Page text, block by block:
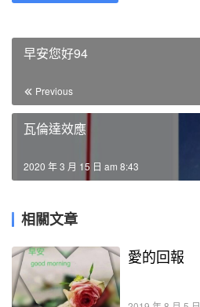
早安您好94
Previous
瓦倫達效應
2020 年 3 月 15 日 am 8:43
相關文章
愛的回報